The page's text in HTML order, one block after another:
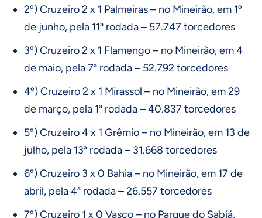
2º) Cruzeiro 2 x 1 Palmeiras – no Mineirão, em 1º
de junho, pela 11ª rodada – 57.747 torcedores
3º) Cruzeiro 2 x 1 Flamengo – no Mineirão, em 4
de maio, pela 7ª rodada – 52.792 torcedores
4º) Cruzeiro 2 x 1 Mirassol – no Mineirão, em 29
de março, pela 1ª rodada – 40.837 torcedores
5º) Cruzeiro 4 x 1 Grêmio – no Mineirão, em 13 de
julho, pela 13ª rodada – 31.668 torcedores
6º) Cruzeiro 3 x 0 Bahia – no Mineirão, em 17 de
abril, pela 4ª rodada – 26.557 torcedores
7º) Cruzeiro 1 x 0 Vasco – no Parque do Sabiá,